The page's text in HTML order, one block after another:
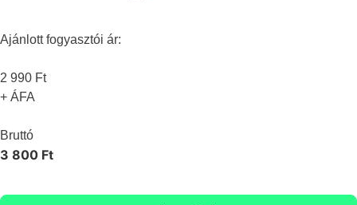
Ajánlott fogyasztói ár:
2 990 Ft
+ ÁFA
Bruttó
3 800 Ft